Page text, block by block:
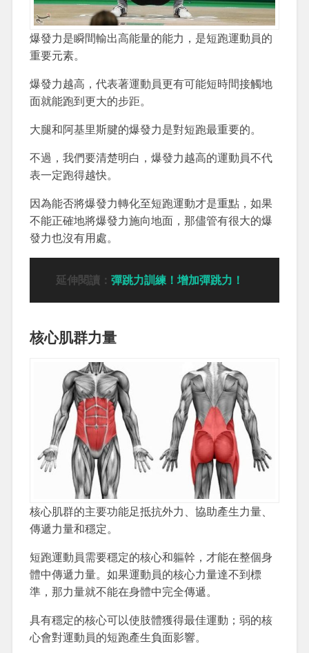
爆發力是瞬間輸出高能量的能力，是短跑運動員的
重要元素。
爆發力越高，代表著運動員更有可能短時間接觸地
面就能跑到更大的步距。
大腿和阿基里斯腱的爆發力是對短跑最重要的。
不過，我們要清楚明白，爆發力越高的運動員不代
表一定跑得越快。
因為能否將爆發力轉化至短跑運動才是重點，如果
不能正確地將爆發力施向地面，那儘管有很大的爆
發力也沒有用處。
延伸閱讀： 彈跳力訓練！增加彈跳力！
核心肌群力量
核心肌群的主要功能足抵抗外力、協助產生力量、
傳遞力量和穩定。
短跑運動員需要穩定的核心和軀幹，才能在整個身
體中傳遞力量。如果運動員的核心力量達不到標
準，那力量就不能在身體中完全傳遞。
具有穩定的核心可以使肢體獲得最佳運動；弱的核
心會對運動員的短跑產生負面影響。